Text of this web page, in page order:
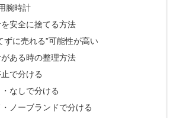
腕時計
安全に捨てる方法
ずに売れる”可能性が高い
ある時の整理方法
で分ける
なしで分ける
ノーブランドで分ける